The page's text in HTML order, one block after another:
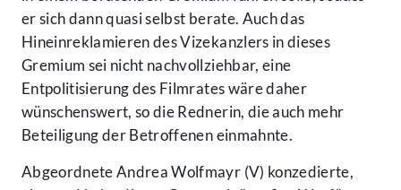
er sich dann quasi selbst berate. Auch das
Hineinreklamieren des Vizekanzlers in dieses
Gremium sei nicht nachvollziehbar, eine
Entpolitisierung des Filmrates wäre daher
wünschenswert, so die Rednerin, die auch mehr
Beteiligung der Betroffenen einmahnte.
Abgeordnete Andrea Wolfmayr (V) konzedierte,